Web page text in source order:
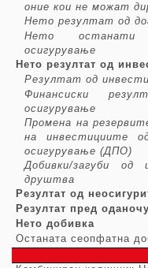
оние кои не можат
Нето резултат од
Нето останати
осигурување
Нето резултат од
Резултат од
Финансиски
осигурување
Промена на
на инвестициите
осигурување (ДПО)
Добивки/загуби од
друштва
Резултат од
Резултат пред
Нето добивка
Останата сеопфатна